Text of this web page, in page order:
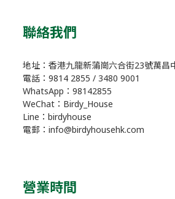
聯絡我們
地址：香港九龍新蒲崗六合街23號萬昌
電話：9814 2855 / 3480 9001
WhatsApp：98142855
WeChat：Birdy_House
Line：birdyhouse
電郵：info@birdyhousehk.com
營業時間